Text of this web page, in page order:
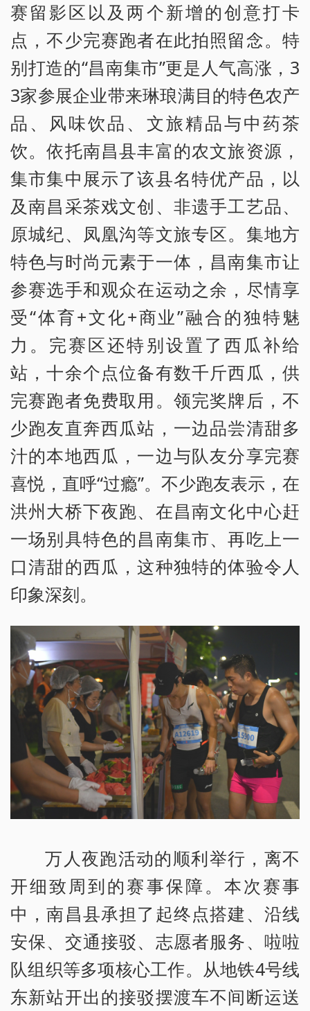
赛留影区以及两个新增的创意打卡
点，不少完赛跑者在此拍照留念。特
别打造的“昌南集市”更是人气高涨，3
3家参展企业带来琳琅满目的特色农产
品、风味饮品、文旅精品与中药茶
饮。依托南昌县丰富的农文旅资源，
集市集中展示了该县名特优产品，以
及南昌采茶戏文创、非遗手工艺品、
原城纪、凤凰沟等文旅专区。集地方
特色与时尚元素于一体，昌南集市让
参赛选手和观众在运动之余，尽情享
受“体育+文化+商业”融合的独特魅
力。完赛区还特别设置了西瓜补给
站，十余个点位备有数千斤西瓜，供
完赛跑者免费取用。领完奖牌后，不
少跑友直奔西瓜站，一边品尝清甜多
汁的本地西瓜，一边与队友分享完赛
喜悦，直呼“过瘾”。不少跑友表示，在
洪州大桥下夜跑、在昌南文化中心赶
一场别具特色的昌南集市、再吃上一
口清甜的西瓜，这种独特的体验令人
印象深刻。
万人夜跑活动的顺利举行，离不
开细致周到的赛事保障。本次赛事
中，南昌县承担了起终点搭建、沿线
安保、交通接驳、志愿者服务、啦啦
队组织等多项核心工作。从地铁4号线
东新站开出的接驳摆渡车不间断运送